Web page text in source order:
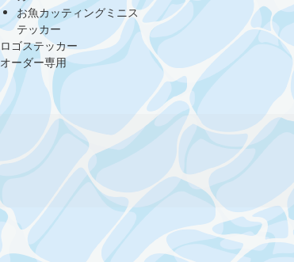
お魚カッティングミニス
テッカー
ロゴステッカー
オーダー専用